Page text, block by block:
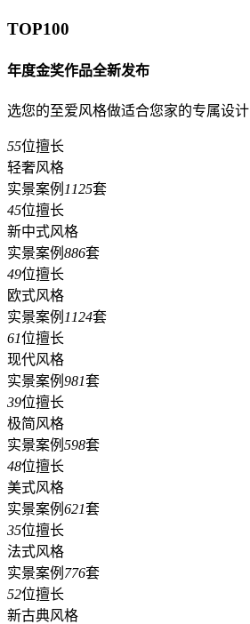
TOP100
年度金奖作品全新发布
选您的至爱风格做适合您家的专属设计
55位擅长
轻奢风格
实景案例 1125套
45位擅长
新中式风格
实景案例 886套
49位擅长
欧式风格
实景案例 1124套
61位擅长
现代风格
实景案例 981套
39位擅长
极简风格
实景案例 598套
48位擅长
美式风格
实景案例 621套
35位擅长
法式风格
实景案例 776套
52位擅长
新古典风格